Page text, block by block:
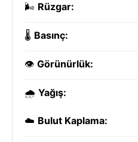
🌬️ Rüzgar:
🌡️ Basınç:
👁️ Görünürlük:
🌧️ Yağış:
☁️ Bulut Kaplama: